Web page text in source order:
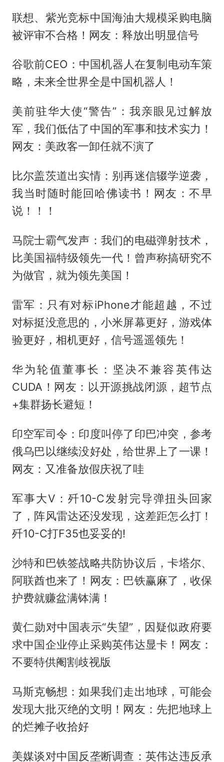
联想、紫光竞标中国海油大规模采购电脑
被评审不合格！网友：释放出明显信号
谷歌前CEO：中国机器人在复制电动车策
略，未来全世界全是中国机器人！
美前驻华大使“警告”：我亲眼见过解放
军，我们低估了中国的军事和技术实力！
网友：美政客一卸任就不演了
比尔盖茨道出实情：别再迷信辍学逆袭，
我当时随时能回哈佛读书！网友：不早
说！！！
马院士霸气发声：我们的电磁弹射技术，
比美国福特级领先一代！曾声称搞研究不
为做官，就为领先美国！
雷军：只有对标iPhone才能超越，不过
对标挺没意思的，小米屏幕更好，游戏体
验更好，相机更好，信号遥遥领先！
华为轮值董事长：坚决不兼容英伟达
CUDA！网友：以开源挑战闭源，超节点
+集群扬长避短！
印空军司令：印度叫停了印巴冲突，参考
俄乌巴以继续没好处，给世界上了一课！
网友：又准备放假庆祝了哇
军事大V：歼10-C发射完导弹扭头回家
了，阵风雷达还没发现，这差距怎么打！
歼10-C打F35也妥妥的!
沙特和巴铁签战略共防协议后，卡塔尔、
阿联酋也来了！网友：巴铁赢麻了，收保
护费就赚盆满钵满！
黄仁勋对中国表示“失望”，因疑似政府要
求中国企业停止采购英伟达显卡！网友：
不要特供阉割歧视版
马斯克畅想：如果我们走出地球，可能会
发现大批灭绝的文明！网友：先把地球上
的烂摊子收拾好
美媒谈对中国反垄断调查：英伟达违反承